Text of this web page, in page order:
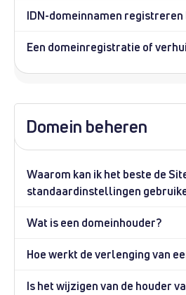
IDN-domeinnamen registreren
Een domeinregistratie of
Domein beheren
Waarom kan ik het beste de
standaardinstellingen
Wat is een domeinhouder?
Hoe werkt de verlenging van
Is het wijzigen van de houder